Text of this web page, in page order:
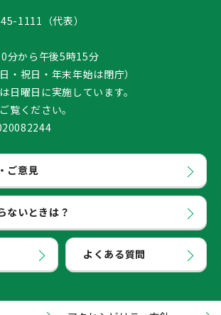
1111（代表）
から午後5時15分
・祝日・年末年始は閉庁）
日曜日に実施しています。
覧ください。
ご意見
ないときは？
よくある質問